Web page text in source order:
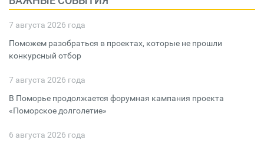
7 августа 2026 года
Поможем разобраться в проектах, которые не прошли
конкурсный отбор
7 августа 2026 года
В Поморье продолжается форумная кампания проекта
«Поморское долголетие»
6 августа 2026 года